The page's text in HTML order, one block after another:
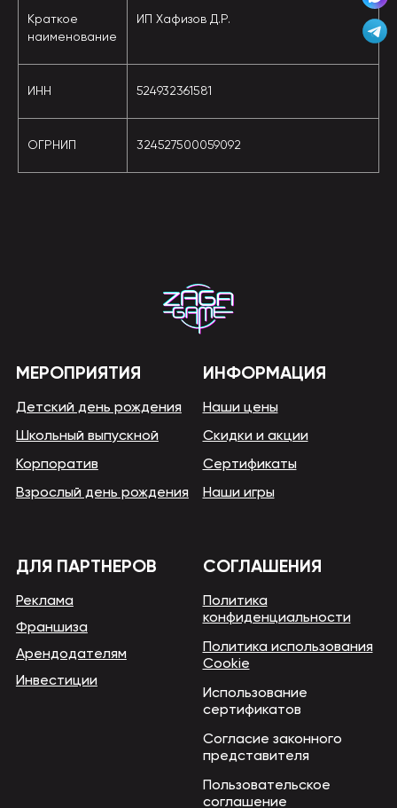
Краткое
наименование
ИП Хафизов Д.Р.
ИНН 524932361581
ОГРНИП 324527500059092
Детский день рождения
Школьный выпускной
Корпоратив
Взрослый день рождения
МЕРОПРИЯТИЯ
Наши цены
Скидки и акции
Сертификаты
ИНФОРМАЦИЯ
Политика
конфиденциальности
Политика использования
Cookie
Использование
сертификатов
СОГЛАШЕНИЯ
Согласие законного
представителя
Реклама
Пользовательское
соглашение
Франшиза
ДЛЯ ПАРТНЕРОВ
Арендодателям
Инвестиции
Наши игры